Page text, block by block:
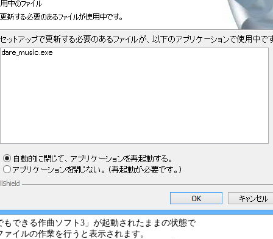
もできる作曲ソフト3」が起動されたままの状態で
ァイルの作業を行うと表示されます。